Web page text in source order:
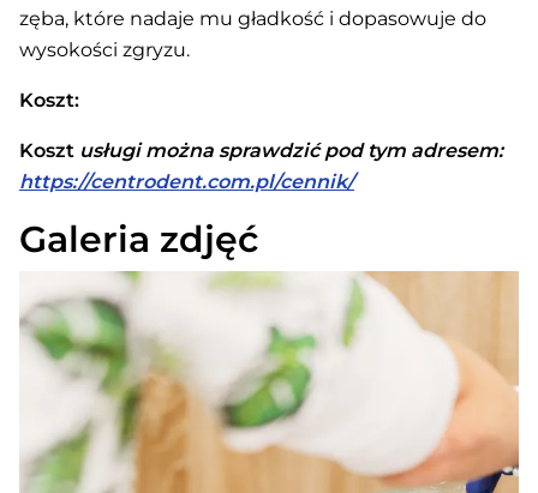
zęba, które nadaje mu gładkość i dopasowuje do
wysokości zgryzu.
Koszt:
Koszt usługi można sprawdzić pod tym adresem:
https://centrodent.com.pl/cennik/
Galeria zdjęć